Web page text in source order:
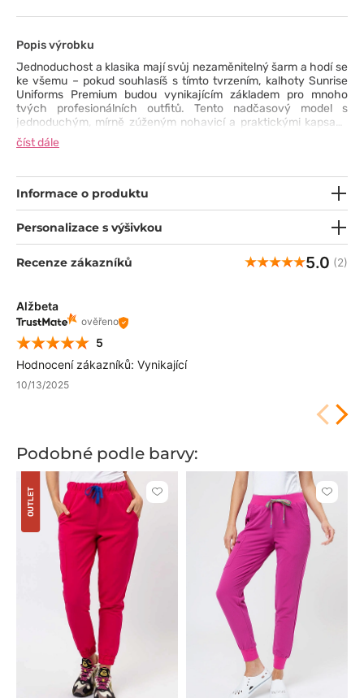
Popis výrobku
Jednoduchost a klasika mají svůj nezaměnitelný šarm a hodí se
ke všemu – pokud souhlasíš s tímto tvrzením, kalhoty Sunrise
Uniforms Premium budou vynikajícím základem pro mnoho
tvých profesionálních outfitů. Tento nadčasový model s
jednoduchým, mírně zúženým nohavicí a praktickými kapsami
byl navržen s cílem zachovat nejvyšší standardy kvality
a komfortu na každý den. Široká elastická guma v pase
postarají o volnost pohybu a neobyčejný vzhled. Bohatá paleta
barev ti umožní vybrat si tu, ve které se cítíš nejlépe. Určitě máš
číst dále
Informace o produktu
Personalizace s výšivkou
Recenze zákazníků 5.0 (2)
Alžbeta
ověřeno
5
Hodnocení zákazníků: Vynikající
10/13/2025
Podobné podle barvy:
OUTLET
Kliknutím
nebo
z